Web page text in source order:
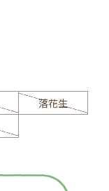
落花生